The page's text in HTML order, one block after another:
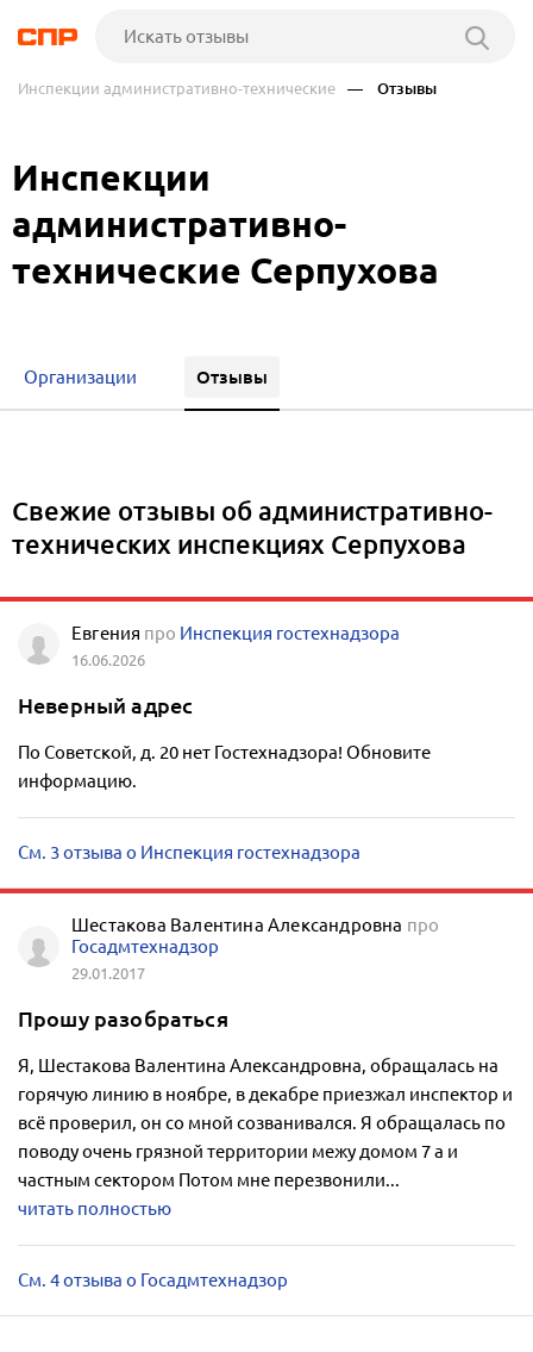
Инспекции административно-технические — Отзывы
Инспекции
административно-
технические Серпухова
Организации Отзывы
Свежие отзывы об административно-
технических инспекциях Серпухова
Евгения про Инспекция гостехнадзора
16.06.2026
Неверный адрес
По Советской, д. 20 нет Гостехнадзора! Обновите
информацию.
См. 3 отзыва о Инспекция гостехнадзора
Шестакова Валентина Александровна про
Госадмтехнадзор
29.01.2017
Прошу разобраться
Я, Шестакова Валентина Александровна, обращалась на
горячую линию в ноябре, в декабре приезжал инспектор и
всё проверил, он со мной созванивался. Я обращалась по
поводу очень грязной территории межу домом 7 а и
частным сектором Потом мне перезвонили...
читать полностью
См. 4 отзыва о Госадмтехнадзор